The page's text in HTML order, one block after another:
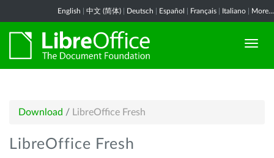
English 中文 (简体) Deutsch Español Français Italiano More...
Download / LibreOffice Fresh
LibreOffice Fresh